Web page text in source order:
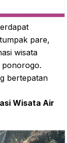
pare,
wisata
ponorogo.
bertepatan
Wisata Air